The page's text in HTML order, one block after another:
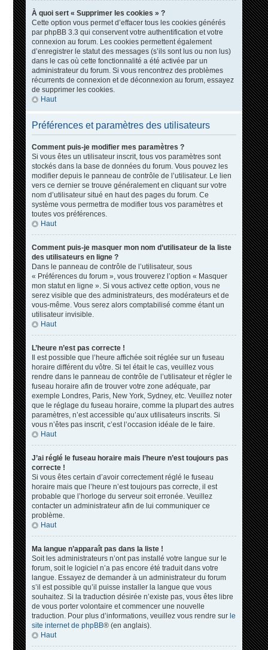
À quoi sert « Supprimer les cookies » ?
Cette option vous permet d’effacer tous les cookies générés
par phpBB 3.3 qui conservent votre authentification et votre
connexion au forum. Les cookies permettent également
d’enregistrer le statut des messages (s’ils sont lus ou non lus)
dans le cas où cette fonctionnalité a été activée par un
administrateur du forum. Si vous rencontrez des problèmes
récurrents de connexion et de déconnexion au forum, essayez
de supprimer les cookies.
Haut
Préférences et paramètres des utilisateurs
Comment puis-je modifier mes paramètres ?
Si vous êtes un utilisateur inscrit, tous vos paramètres sont
stockés dans la base de données du forum. Vous pouvez les
modifier depuis le panneau de contrôle de l’utilisateur. Le lien
vers ce dernier se trouve généralement en cliquant sur votre
nom d’utilisateur situé en haut des pages du forum. Ce
système vous permettra de modifier tous vos paramètres et
toutes vos préférences.
Haut
Comment puis-je masquer mon nom d’utilisateur de la liste
des utilisateurs en ligne ?
Dans le panneau de contrôle de l’utilisateur, sous
« Préférences du forum », vous trouverez l’option « Masquer
mon statut en ligne ». Si vous activez cette option, vous ne
serez visible que des administrateurs, des modérateurs et de
vous-même. Vous serez alors comptabilisé comme étant un
utilisateur invisible.
Haut
L’heure n’est pas correcte !
Il est possible que l’heure affichée soit réglée sur un fuseau
horaire différent du vôtre. Si tel était le cas, veuillez vous
rendre dans le panneau de contrôle de l’utilisateur et régler le
fuseau horaire afin de trouver votre zone adéquate, par
exemple Londres, Paris, New York, Sydney, etc. Veuillez noter
que le réglage du fuseau horaire, comme la plupart des autres
paramètres, n’est accessible qu’aux utilisateurs inscrits. Si
vous n’êtes pas inscrit, c’est l’occasion idéale de le faire.
Haut
J’ai réglé le fuseau horaire mais l’heure n’est toujours pas
correcte !
Si vous êtes certain d’avoir correctement réglé le fuseau
horaire mais que l’heure n’est toujours pas correcte, il est
probable que l’horloge du serveur soit erronée. Veuillez
contacter un administrateur afin de lui communiquer ce
problème.
Haut
Ma langue n’apparaît pas dans la liste !
Soit les administrateurs n’ont pas installé votre langue sur le
forum, soit le logiciel n’a pas encore été traduit dans votre
langue. Essayez de demander à un administrateur du forum
s’il est possible qu’il puisse installer la langue que vous
souhaitez. Si la traduction désirée n’existe pas, vous êtes libre
de vous porter volontaire et commencer une nouvelle
traduction. Pour plus d’informations, veuillez vous rendre sur le
site internet de phpBB® (en anglais).
Haut